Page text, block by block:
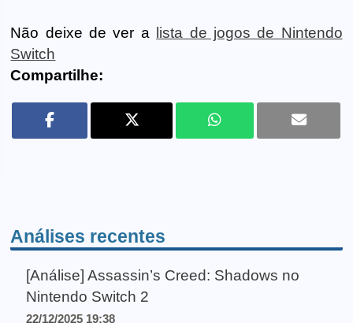
Não deixe de ver a
lista de jogos de Nintendo
Switch
Compartilhe:
Análises recentes
[Análise] Assassin’s Creed: Shadows no
Nintendo Switch 2
22/12/2025 19:38